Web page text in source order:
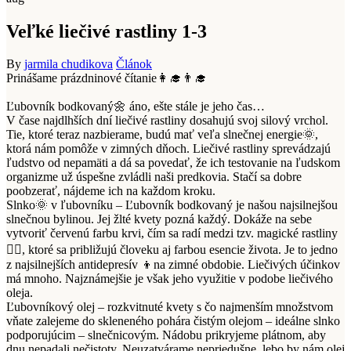
Veľké liečivé rastliny 1-3
By jarmila chudikova Článok
Prinášame prázdninové čítanie 👩‍🎓 👨‍🎓
Ľubovník bodkovaný🌼 áno, ešte stále je jeho čas…
V čase najdlhších dní liečivé rastliny dosahujú svoj silový vrchol.
Tie, ktoré teraz nazbierame, budú mať veľa slnečnej energie🌞,
ktorá nám pomôže v zimných dňoch. Liečivé rastliny sprevádzajú
ľudstvo od nepamäti a dá sa povedať, že ich testovanie na ľudskom
organizme už úspešne zvládli naši predkovia. Stačí sa dobre
poobzerať, nájdeme ich na každom kroku.
Slnko🌞 v ľubovníku – Ľubovník bodkovaný je našou najsilnejšou
slnečnou bylinou. Jej žlté kvety pozná každý. Dokáže na sebe
vytvoriť červenú farbu krvi, čím sa radí medzi tzv. magické rastliny
🧙‍♂️, ktoré sa približujú človeku aj farbou esencie života. Je to jedno
z najsilnejších antidepresív 👦 na zimné obdobie. Liečivých účinkov
má mnoho. Najznámejšie je však jeho využitie v podobe liečivého
oleja.
Ľubovníkový olej – rozkvitnuté kvety s čo najmenším množstvom
vňate zalejeme do skleneného pohára čistým olejom – ideálne slnko
podporujúcim – slnečnicovým. Nádobu prikryjeme plátnom, aby